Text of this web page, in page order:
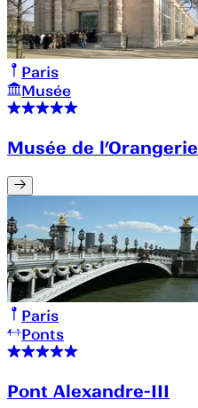
Paris
Musée
Musée de l’Orangerie
Paris
Ponts
Pont Alexandre-III